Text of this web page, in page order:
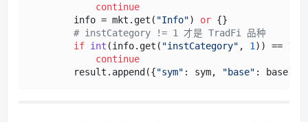
continue
        info = mkt.get(
"Info") or {}
# instCategory != 1 才是 TradFi 品种
if int (info.get( "instCategory" , 1 )) == 1
continue
        result.append({
"sym" : sym, "base" : base,